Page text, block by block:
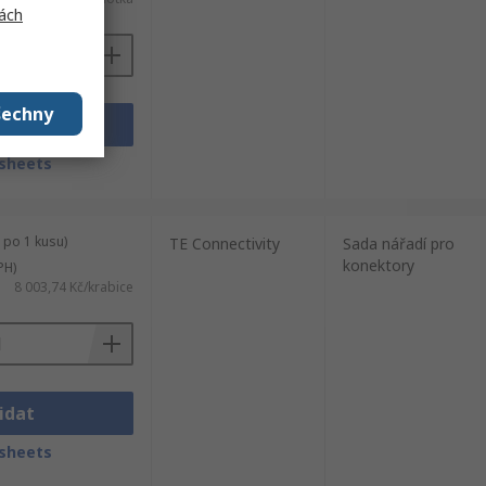
1 kusu)
8 003,74 Kč/krabice
TE Connectivity
Sada nářadí pro
konektory